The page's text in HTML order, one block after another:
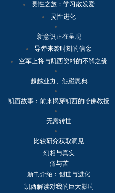
灵性之旅：学习散发爱
灵性进化
新意识正在呈现
导弹来袭时刻的信念
空军上将与凯西资料的不解之缘
超越业力、触碰恩典
凯西故事： 前来揭穿凯西的哈佛教授
无需转世
比较研究获取洞见
幻相与真实
痛与苦
新书介绍：创世与进化
凯西解读对我的巨大影响